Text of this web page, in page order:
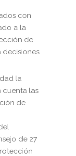
con
a la
de
decisiones
la
cuenta las
de
de 27